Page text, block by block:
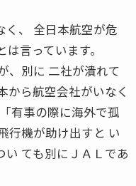
く、 全日本航空が危
言っています。
、別に 二社が潰れて
から航空会社がいなく
有事の際に海外で孤
行機が助け出すと い
ても別にＪＡＬであ